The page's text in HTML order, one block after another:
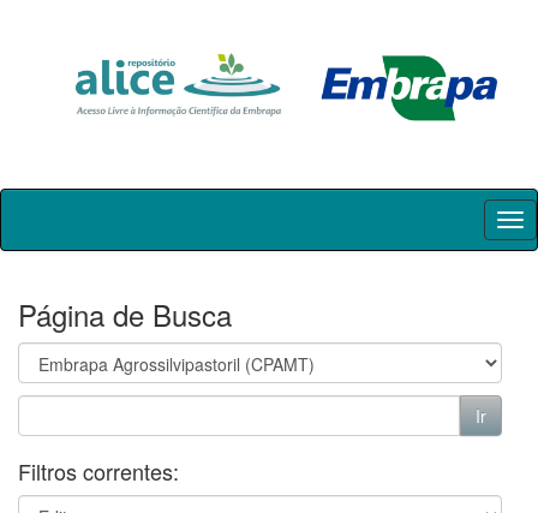
Skip
Página de Busca
Filtros correntes: